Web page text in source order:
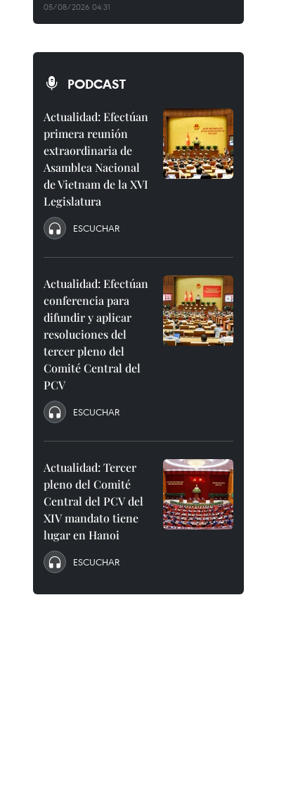
05/08/2026 04:31
PODCAST
Actualidad: Efectúan
primera reunión
extraordinaria de
Asamblea Nacional
de Vietnam de la XVI
Legislatura
ESCUCHAR
Actualidad: Efectúan
conferencia para
difundir y aplicar
resoluciones del
tercer pleno del
Comité Central del
PCV
ESCUCHAR
Actualidad: Tercer
pleno del Comité
Central del PCV del
XIV mandato tiene
lugar en Hanoi
ESCUCHAR